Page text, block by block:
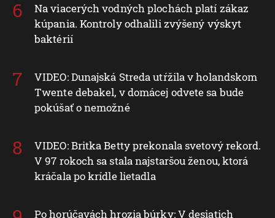
Na viacerých vodných plochách platí zákaz
kúpania. Kontroly odhalili zvýšený výskyt
baktérií
VIDEO: Dunajská Streda utŕžila v holandskom
Twente debakel, v domácej odvete sa bude
pokúšať o nemožné
VIDEO: Britka Betty prekonala svetový rekord.
V 97 rokoch sa stala najstaršou ženou, ktorá
kráčala po krídle lietadla
Po horúčavách hrozia búrky: V desiatich